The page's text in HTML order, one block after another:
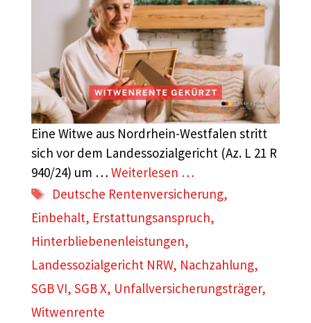
Eine Witwe aus Nordrhein-Westfalen stritt
sich vor dem Landessozialgericht (Az. L 21 R
940/24) um … Weiterlesen …
Schlagwörter
Deutsche Rentenversicherung,
Einbehalt, Erstattungsanspruch,
Hinterbliebenenleistungen,
Landessozialgericht NRW, Nachzahlung,
SGB VI, SGB X, Unfallversicherungsträger,
Witwenrente